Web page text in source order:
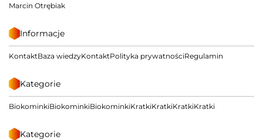
Marcin Otrębiak
Informacje
KontaktBaza wiedzyKontaktPolityka prywatnościRegulamin
Kategorie
BiokominkiBiokominkiBiokominkiKratkiKratkiKratkiKratki
Kategorie